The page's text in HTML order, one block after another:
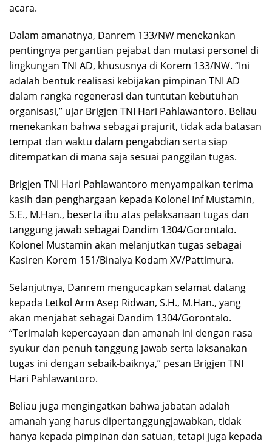
acara.
Dalam amanatnya, Danrem 133/NW menekankan
pentingnya pergantian pejabat dan mutasi personel di
lingkungan TNI AD, khususnya di Korem 133/NW. “Ini
adalah bentuk realisasi kebijakan pimpinan TNI AD
dalam rangka regenerasi dan tuntutan kebutuhan
organisasi,” ujar Brigjen TNI Hari Pahlawantoro. Beliau
menekankan bahwa sebagai prajurit, tidak ada batasan
tempat dan waktu dalam pengabdian serta siap
ditempatkan di mana saja sesuai panggilan tugas.
Brigjen TNI Hari Pahlawantoro menyampaikan terima
kasih dan penghargaan kepada Kolonel Inf Mustamin,
S.E., M.Han., beserta ibu atas pelaksanaan tugas dan
tanggung jawab sebagai Dandim 1304/Gorontalo.
Kolonel Mustamin akan melanjutkan tugas sebagai
Kasiren Korem 151/Binaiya Kodam XV/Pattimura.
Selanjutnya, Danrem mengucapkan selamat datang
kepada Letkol Arm Asep Ridwan, S.H., M.Han., yang
akan menjabat sebagai Dandim 1304/Gorontalo.
“Terimalah kepercayaan dan amanah ini dengan rasa
syukur dan penuh tanggung jawab serta laksanakan
tugas ini dengan sebaik-baiknya,” pesan Brigjen TNI
Hari Pahlawantoro.
Beliau juga mengingatkan bahwa jabatan adalah
amanah yang harus dipertanggungjawabkan, tidak
hanya kepada pimpinan dan satuan, tetapi juga kepada